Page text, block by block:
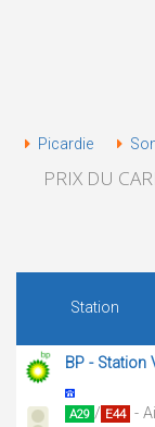
Picardie
PRIX DU
Station
BP - Station
A29 / E44 -